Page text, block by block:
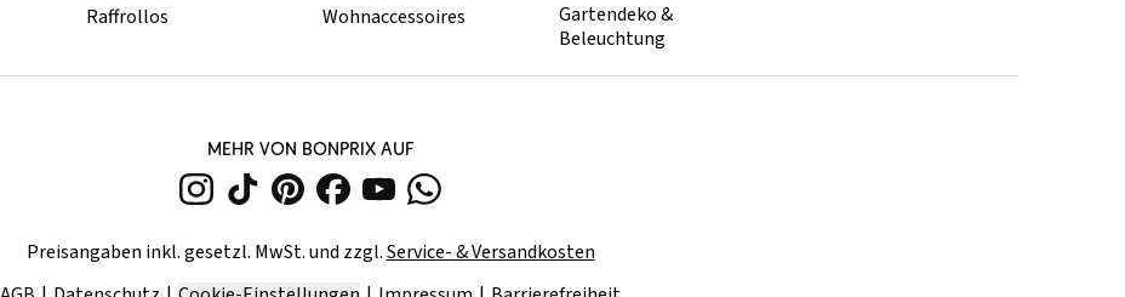
Raffrollos
Wohnaccessoires
Gartendeko &
Beleuchtung
MEHR VON BONPRIX AUF
Preisangaben inkl. gesetzl. MwSt. und zzgl.Service- & Versandkosten